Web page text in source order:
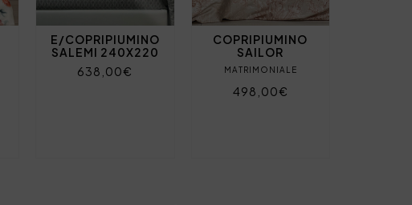
E/COPRIPIUMINO
SALEMI 240X220
638,00€
COPRIPIUMINO
SAILOR
MATRIMONIALE
498,00€